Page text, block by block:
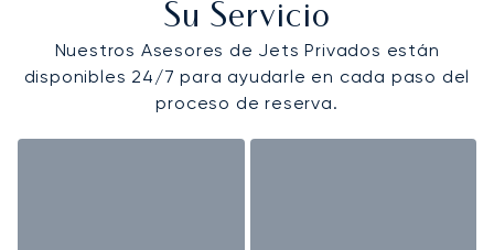
Su Servicio
Nuestros Asesores de Jets Privados están
disponibles 24/7 para ayudarle en cada paso del
proceso de reserva.